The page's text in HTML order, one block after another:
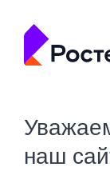
наш